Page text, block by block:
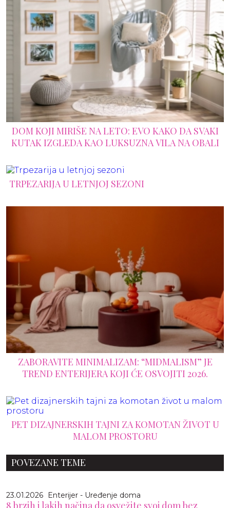
DOM KOJI MIRIŠE NA LETO: EVO KAKO DA SVAKI
KUTAK IZGLEDA KAO LUKSUZNA VILA NA OBALI
TRPEZARIJA U LETNJOJ SEZONI
ZABORAVITE MINIMALIZAM: “MIDMALISM” JE
TREND ENTERIJERA KOJI ĆE OSVOJITI 2026.
PET DIZAJNERSKIH TAJNI ZA KOMOTAN ŽIVOT U
MALOM PROSTORU
POVEZANE TEME
23.01.2026 Enterijer - Uređenje doma
8 brzih i lakih načina da osvežite svoj dom bez